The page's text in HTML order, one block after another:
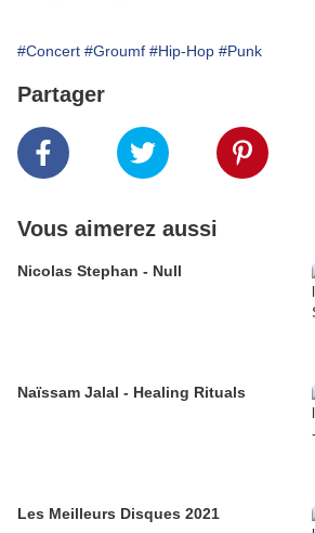
#Concert #Groumf #Hip-Hop #Punk
Partager
Vous aimerez aussi
Nicolas Stephan - Null
Naïssam Jalal - Healing Rituals
Les Meilleurs Disques 2021